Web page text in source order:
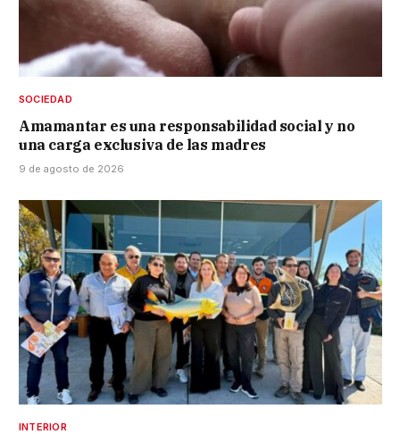
SOCIEDAD
Amamantar es una responsabilidad social y no
una carga exclusiva de las madres
9 de agosto de 2026
INTERIOR